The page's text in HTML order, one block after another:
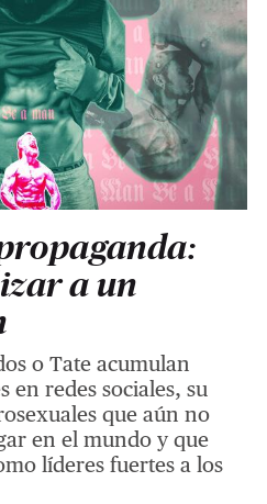
a un
o Tate acumulan
en redes sociales, su
que aún no
en el mundo y que
líderes fuertes a los